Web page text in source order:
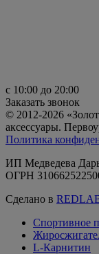
с 10:00 до 20:00
Заказать звонок
© 2012-2026
аксессуары.
Политика
ИП Медведева
ОГРН
Сделано в
Спортивное
L-Карнитин